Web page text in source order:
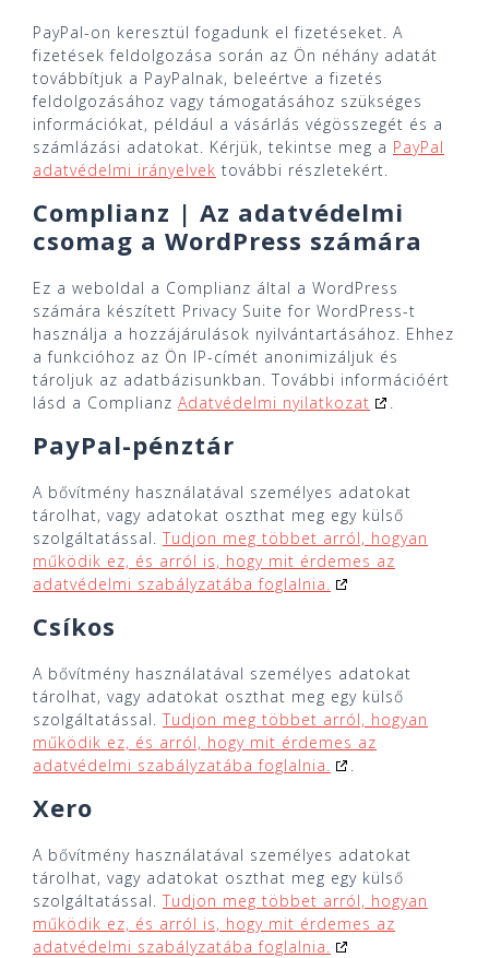
PayPal-on keresztül fogadunk el fizetéseket. A
fizetések feldolgozása során az Ön néhány adatát
továbbítjuk a PayPalnak, beleértve a fizetés
feldolgozásához vagy támogatásához szükséges
információkat, például a vásárlás végösszegét és a
számlázási adatokat. Kérjük, tekintse meg a PayPal
adatvédelmi irányelvek további részletekért.
Complianz | Az adatvédelmi
csomag a WordPress számára
Ez a weboldal a Complianz által a WordPress
számára készített Privacy Suite for WordPress-t
használja a hozzájárulások nyilvántartásához. Ehhez
a funkcióhoz az Ön IP-címét anonimizáljuk és
tároljuk az adatbázisunkban. További információért
lásd a Complianz Adatvédelmi nyilatkozat .
PayPal-pénztár
A bővítmény használatával személyes adatokat
tárolhat, vagy adatokat oszthat meg egy külső
szolgáltatással. Tudjon meg többet arról, hogyan
működik ez, és arról is, hogy mit érdemes az
adatvédelmi szabályzatába foglalnia.
Csíkos
A bővítmény használatával személyes adatokat
tárolhat, vagy adatokat oszthat meg egy külső
szolgáltatással. Tudjon meg többet arról, hogyan
működik ez, és arról, hogy mit érdemes az
adatvédelmi szabályzatába foglalnia.
.
Xero
A bővítmény használatával személyes adatokat
tárolhat, vagy adatokat oszthat meg egy külső
szolgáltatással. Tudjon meg többet arról, hogyan
működik ez, és arról is, hogy mit érdemes az
adatvédelmi szabályzatába foglalnia.